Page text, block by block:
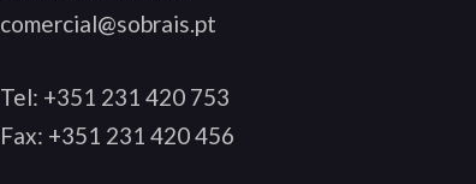
comercial@sobrais.pt
Tel: +351 231 420 753
Fax: +351 231 420 456